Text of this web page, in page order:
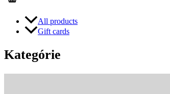
All products
Gift cards
Kategórie